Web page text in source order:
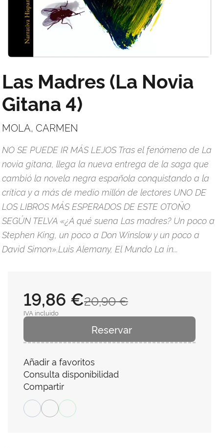
Las Madres (La Novia
Gitana 4)
MOLA, CARMEN
NO SE PUEDE IR MÁS LEJOS Tras el fenómeno de La
novia gitana, llega la nueva entrega de la saga que
cambió la novela negra española conquistando a la
crítica y a más de medio millón de lectores UNO DE
LOS LIBROS MÁS ESPERADOS DE ESTE OTOÑO
SEGÚN TELVA «¿A qué suena Las madres? Un poco a
Stephen King, un poco a Don Winslow y un poco a
David Simon».Luis Alemany, El Mundo La in...
20,90 €
19,86 €
IVA incluido
Reservar
Añadir a favoritos
Consulta disponibilidad
Compartir